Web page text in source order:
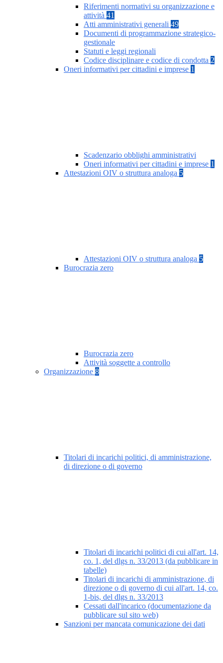
Riferimenti normativi su organizzazione e
attività 41
Atti amministrativi generali 49
Documenti di programmazione strategico-
gestionale
Statuti e leggi regionali
Codice disciplinare e codice di condotta 2
Oneri informativi per cittadini e imprese 1
Scadenzario obblighi amministrativi
Oneri informativi per cittadini e imprese 1
Attestazioni OIV o struttura analoga 5
Attestazioni OIV o struttura analoga 5
Burocrazia zero
Burocrazia zero
Attività soggette a controllo
Organizzazione 8
Titolari di incarichi politici, di amministrazione,
di direzione o di governo
Titolari di incarichi politici di cui all'art. 14,
co. 1, del dlgs n. 33/2013 (da pubblicare in
tabelle)
Titolari di incarichi di amministrazione, di
direzione o di governo di cui all'art. 14, co.
1-bis, del dlgs n. 33/2013
Cessati dall'incarico (documentazione da
pubblicare sul sito web)
Sanzioni per mancata comunicazione dei dati